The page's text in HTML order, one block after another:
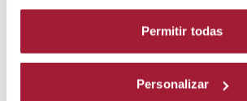
Permitir todas
Personalizar
NeuronUP:Es una aplicación de
profesionales que contiene